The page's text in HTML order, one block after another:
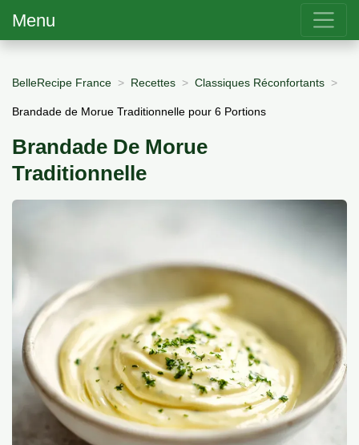
Menu
BelleRecipe France Recettes Classiques Réconfortants
Brandade de Morue Traditionnelle pour 6 Portions
Brandade De Morue
Traditionnelle